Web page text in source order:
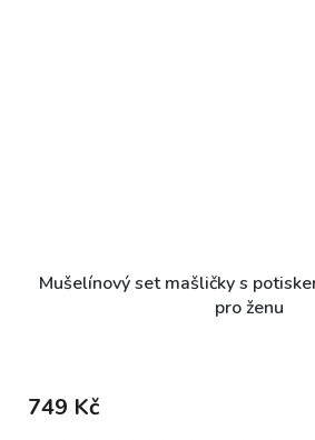
Mušelínový set mašličky s
pro ženu
749 Kč